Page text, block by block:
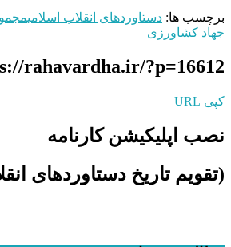
برچسب ها: دستاوردهای انقلاب اسلامی
جهاد کشاورزی
rahavardha.ir/?p=16612
کپی URL
نصب اپلیکیشن کارنامه
(تقویم تاریخ دستاوردهای